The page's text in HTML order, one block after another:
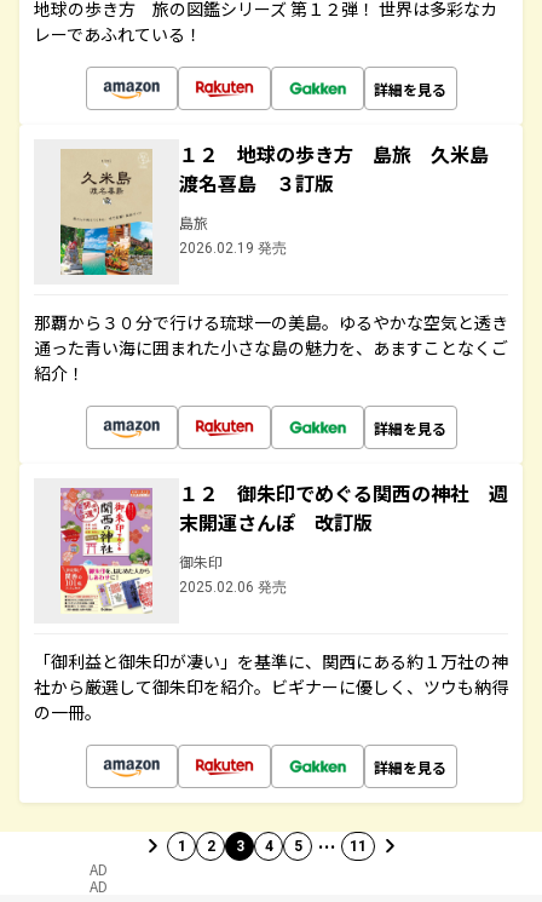
地球の歩き方 旅の図鑑シリーズ 第１２弾！ 世界は多彩なカ
レーであふれている！
詳細を見る
１２ 地球の歩き方 島旅 久米島
渡名喜島 ３訂版
島旅
2026.02.19 発売
那覇から３０分で行ける琉球一の美島。ゆるやかな空気と透き
通った青い海に囲まれた小さな島の魅力を、あますことなくご
紹介！
詳細を見る
１２ 御朱印でめぐる関西の神社 週
末開運さんぽ 改訂版
御朱印
2025.02.06 発売
「御利益と御朱印が凄い」を基準に、関西にある約１万社の神
社から厳選して御朱印を紹介。ビギナーに優しく、ツウも納得
の一冊。
詳細を見る
1 2 3 4 5 … 11
AD
AD